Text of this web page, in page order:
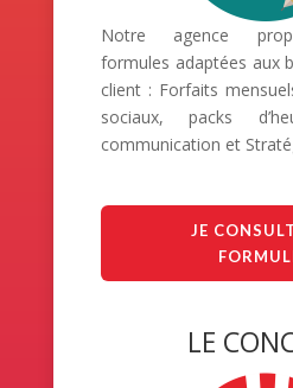
Notre agence
formules adaptées aux
client : Forfaits
sociaux, packs
communication et
JE
LE